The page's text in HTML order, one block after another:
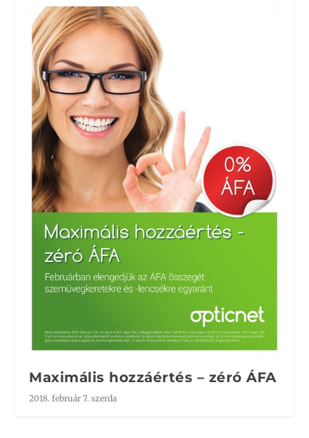
Maximális hozzáértés – zéró ÁFA
2018. február 7. szerda